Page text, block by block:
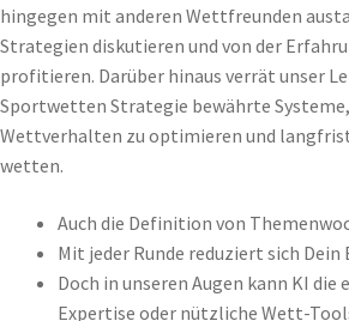
hingegen mit anderen Wettfreunden
Strategien diskutieren und von der
profitieren. Darüber hinaus verrät unser
Sportwetten Strategie bewährte Systeme,
Wettverhalten zu optimieren und
wetten.
Auch die Definition von
Mit jeder Runde reduziert sich
Doch in unseren Augen kann KI die
Expertise oder nützliche Wett-